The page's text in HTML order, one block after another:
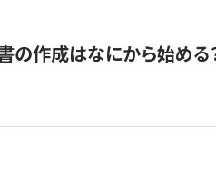
の作成はなにから始め